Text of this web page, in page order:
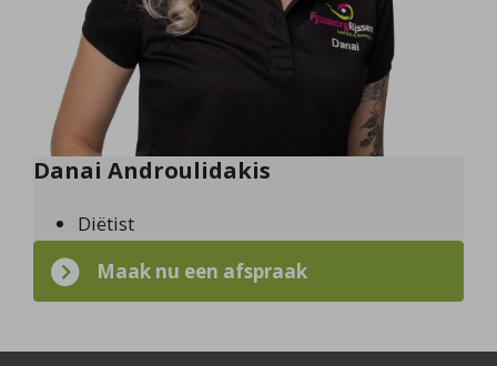
Danai Androulidakis
Diëtist
Maak nu een afspraak